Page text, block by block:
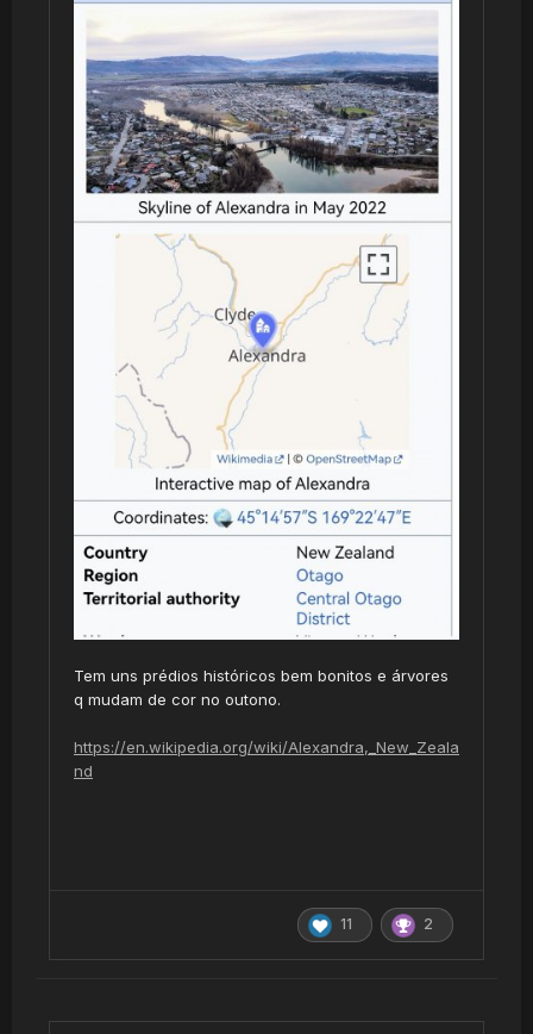
Tem uns prédios históricos bem bonitos e árvores
q mudam de cor no outono.
https://en.wikipedia.org/wiki/Alexandra,_New_Zeala
nd
11 2